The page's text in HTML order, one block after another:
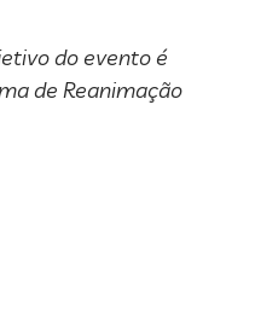
do evento é
de Reanimação